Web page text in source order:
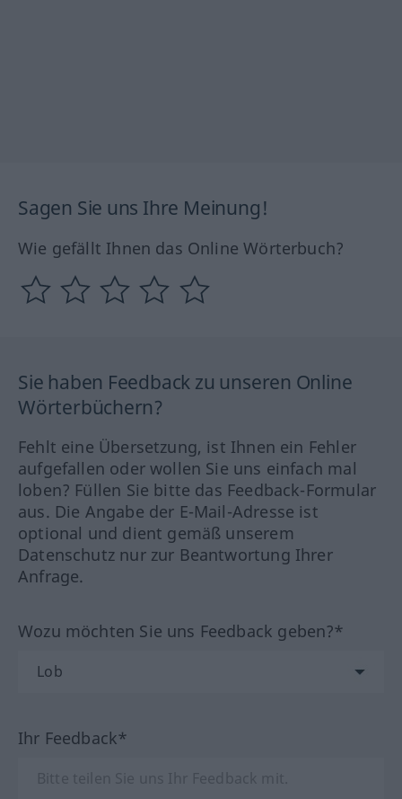
Sagen Sie uns Ihre Meinung!
Wie gefällt Ihnen das Online Wörterbuch?
Sie haben Feedback zu unseren Online
Wörterbüchern?
Fehlt eine Übersetzung, ist Ihnen ein Fehler
aufgefallen oder wollen Sie uns einfach mal
loben? Füllen Sie bitte das Feedback-Formular
aus. Die Angabe der E-Mail-Adresse ist
optional und dient gemäß unserem
Datenschutz nur zur Beantwortung Ihrer
Anfrage.
Wozu möchten Sie uns Feedback geben?*
Ihr Feedback*